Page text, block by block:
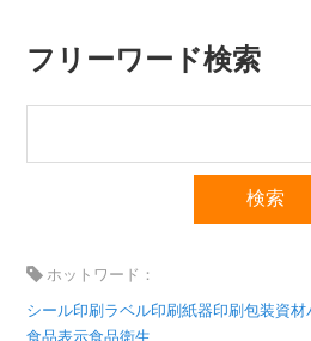
フリーワード検索
ホットワード：
シール印刷ラベル印刷紙器印刷包装資材
食品表示食品衛生